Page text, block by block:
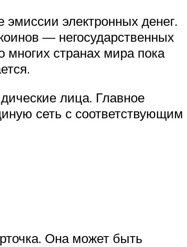
электронных денег.
— негосударственных
многих странах мира пока
лица. Главное
сеть с соответствующим
Она может быть